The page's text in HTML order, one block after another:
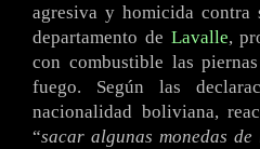
agresiva y homicida
departamento de Lavalle,
con combustible las
fuego. Según las
nacionalidad boliviana,
“sacar algunas monedas